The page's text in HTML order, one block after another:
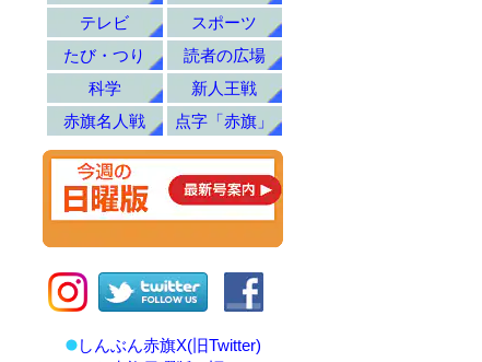
テレビ
スポーツ
たび・つり
読者の広場
科学
新人王戦
赤旗名人戦
点字「赤旗」
しんぶん赤旗X(旧Twitter)